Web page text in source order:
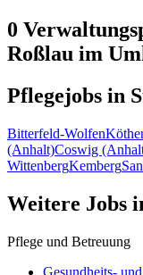
0
Roßlau im
Pflegejobs in
Bitterfeld-Wolfen
(Anhalt)Coswig
WittenbergKemberg
Weitere Jobs
Pflege und Betreuung
Gesundheits-